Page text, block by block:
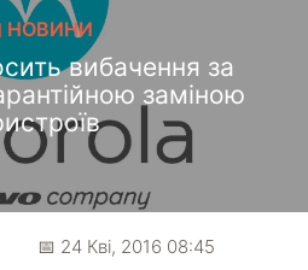
НОВИНИ
вибачення за
заміною
📅 24 Кві, 2016 08:45